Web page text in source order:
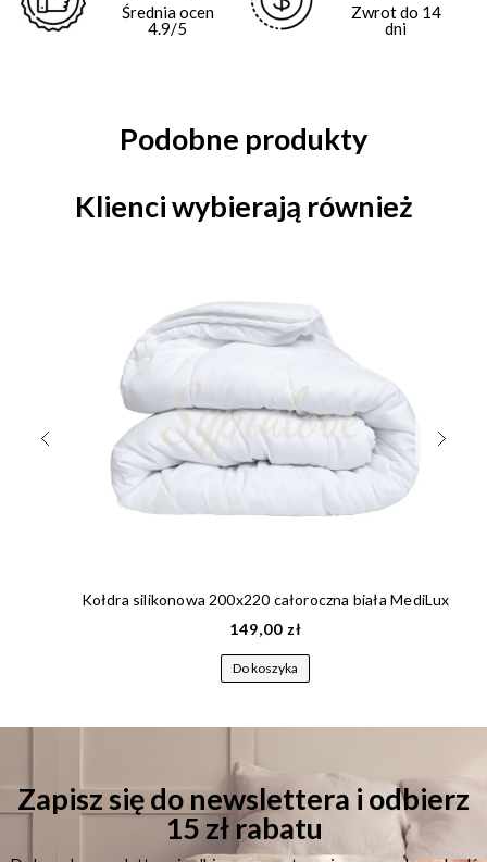
Średnia ocen
4.9/5
Zwrot do 14
dni
Podobne produkty
Klienci wybierają również
Kołdra silikonowa 200x220 całoroczna biała MediLux
149,00 zł
Do koszyka
Zapisz się do newslettera i odbierz
15 zł rabatu